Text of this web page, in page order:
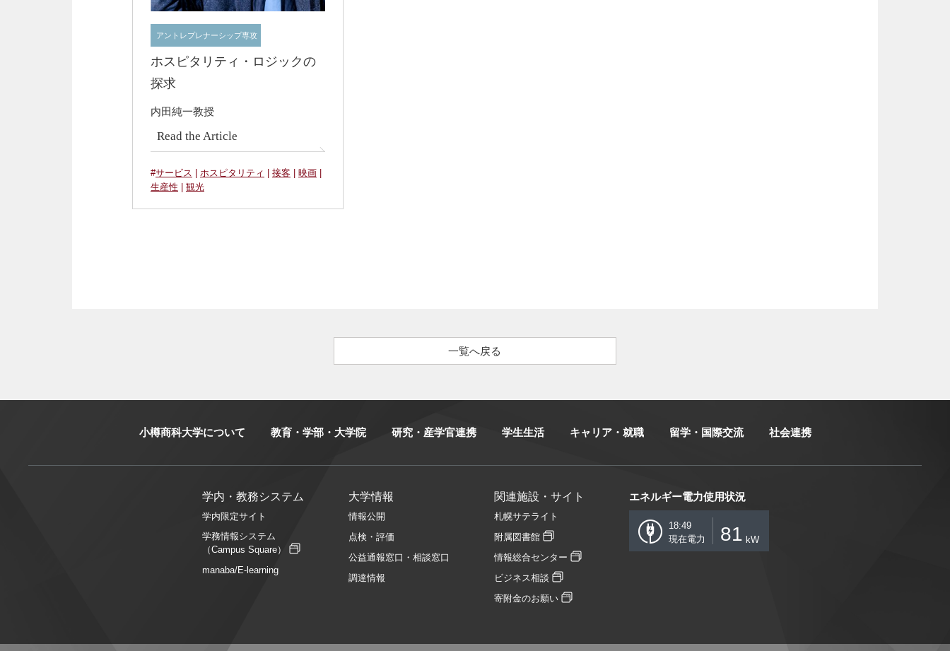
アントレプレナーシップ専攻
ホスピタリティ・ロジックの
探求
内田純一教授
Read the Article
#サービス ホスピタリティ 接客 映画
生産性
観光
一覧へ戻る
小樽商科大学について 教育・学部・大学院 研究・産学官連携 学生生活 キャリア・就職 留学・国際交流 社会連携
学内・教務システム
学内限定サイト
学務情報システム
（Campus Square）
manaba/E-learning
大学情報
情報公開
点検・評価
公益通報窓口・相談窓口
調達情報
関連施設・サイト
札幌サテライト
附属図書館
情報総合センター
ビジネス相談
寄附金のお願い
エネルギー電力使用状況
18:49
現在電力
81 kW